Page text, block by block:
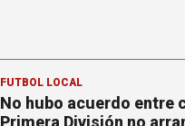
FÚTBOL LOCAL
No hubo acuerdo entre
Primera División no